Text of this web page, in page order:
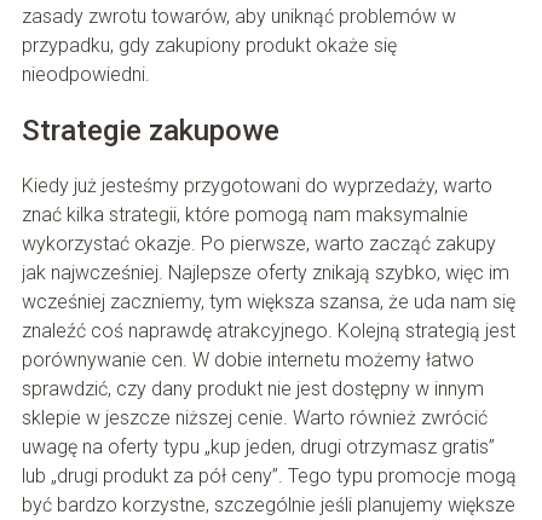
zasady zwrotu towarów, aby uniknąć problemów w
przypadku, gdy zakupiony produkt okaże się
nieodpowiedni.
Strategie zakupowe
Kiedy już jesteśmy przygotowani do wyprzedaży, warto
znać kilka strategii, które pomogą nam maksymalnie
wykorzystać okazje. Po pierwsze, warto zacząć zakupy
jak najwcześniej. Najlepsze oferty znikają szybko, więc im
wcześniej zaczniemy, tym większa szansa, że uda nam się
znaleźć coś naprawdę atrakcyjnego. Kolejną strategią jest
porównywanie cen. W dobie internetu możemy łatwo
sprawdzić, czy dany produkt nie jest dostępny w innym
sklepie w jeszcze niższej cenie. Warto również zwrócić
uwagę na oferty typu „kup jeden, drugi otrzymasz gratis”
lub „drugi produkt za pół ceny”. Tego typu promocje mogą
być bardzo korzystne, szczególnie jeśli planujemy większe